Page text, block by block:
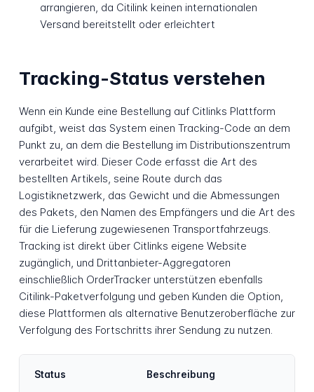
arrangieren, da Citilink keinen internationalen
Versand bereitstellt oder erleichtert
Tracking-Status verstehen
Wenn ein Kunde eine Bestellung auf Citlinks Plattform
aufgibt, weist das System einen Tracking-Code an dem
Punkt zu, an dem die Bestellung im Distributionszentrum
verarbeitet wird. Dieser Code erfasst die Art des
bestellten Artikels, seine Route durch das
Logistiknetzwerk, das Gewicht und die Abmessungen
des Pakets, den Namen des Empfängers und die Art des
für die Lieferung zugewiesenen Transportfahrzeugs.
Tracking ist direkt über Citlinks eigene Website
zugänglich, und Drittanbieter-Aggregatoren
einschließlich OrderTracker unterstützen ebenfalls
Citilink-Paketverfolgung und geben Kunden die Option,
diese Plattformen als alternative Benutzeroberfläche zur
Verfolgung des Fortschritts ihrer Sendung zu nutzen.
Status Beschreibung